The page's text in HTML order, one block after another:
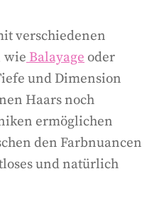
verschiedenen
wie Balayage oder
und Dimension
Haars noch
ermöglichen
den Farbnuancen
und natürlich